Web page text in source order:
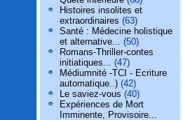
Histoires insolites et
extraordinaires (63)
Santé : Médecine holistique
et alternative... (50)
Romans-Thriller-contes
initiatiques... (47)
Médiumnité -TCI - Ecriture
automatique..) (42)
Le saviez-vous (40)
Expériences de Mort
Imminente, Provisoire...